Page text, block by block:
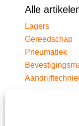
Alle
Lagers
Gereedschap
Pneumatiek